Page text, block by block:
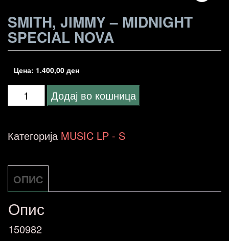
SMITH, JIMMY – MIDNIGHT
SPECIAL NOVA
Цена: 1.400,00 ден
Smith,
-
Special
NOVA
количина
Додај во кошница
Категорија MUSIC LP - S
ОПИС
Опис
150982